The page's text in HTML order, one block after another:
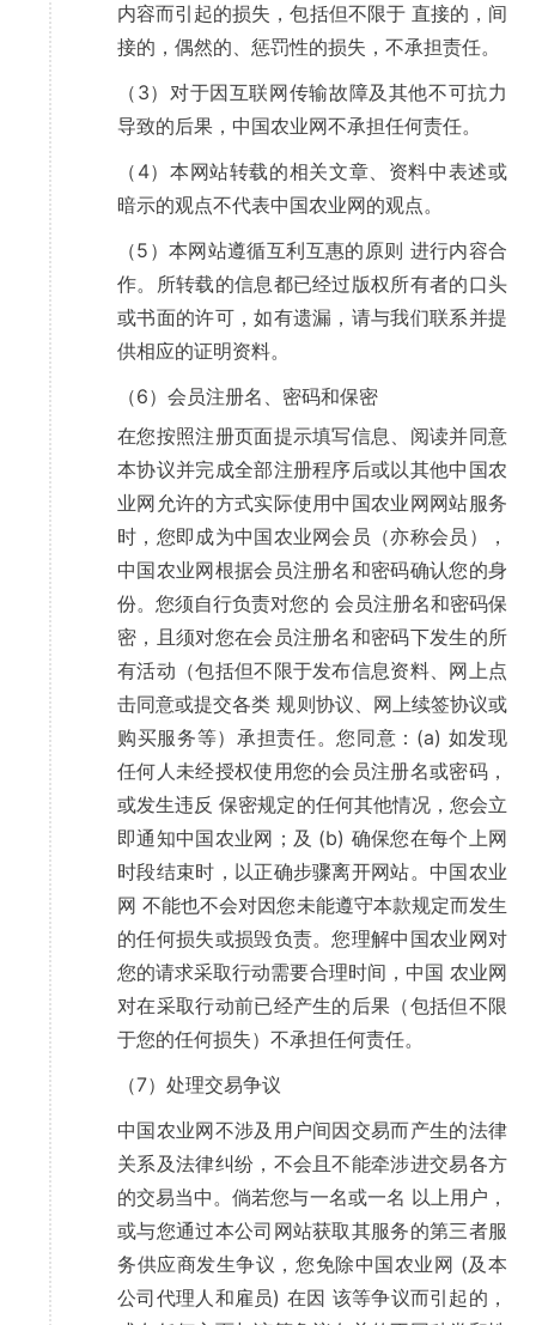
内容而引起的损失，包括但不限于 直接的，间
接的，偶然的、惩罚性的损失，不承担责任。
（3）对于因互联网传输故障及其他不可抗力
导致的后果，中国农业网不承担任何责任。
（4）本网站转载的相关文章、资料中表述或
暗示的观点不代表中国农业网的观点。
（5）本网站遵循互利互惠的原则 进行内容合
作。所转载的信息都已经过版权所有者的口头
或书面的许可，如有遗漏，请与我们联系并提
供相应的证明资料。
（6）会员注册名、密码和保密
在您按照注册页面提示填写信息、阅读并同意
本协议并完成全部注册程序后或以其他中国农
业网允许的方式实际使用中国农业网网站服务
时，您即成为中国农业网会员（亦称会员），
中国农业网根据会员注册名和密码确认您的身
份。您须自行负责对您的 会员注册名和密码保
密，且须对您在会员注册名和密码下发生的所
有活动（包括但不限于发布信息资料、网上点
击同意或提交各类 规则协议、网上续签协议或
购买服务等）承担责任。您同意：(a) 如发现
任何人未经授权使用您的会员注册名或密码，
或发生违反 保密规定的任何其他情况，您会立
即通知中国农业网；及 (b) 确保您在每个上网
时段结束时，以正确步骤离开网站。中国农业
网 不能也不会对因您未能遵守本款规定而发生
的任何损失或损毁负责。您理解中国农业网对
您的请求采取行动需要合理时间，中国 农业网
对在采取行动前已经产生的后果（包括但不限
于您的任何损失）不承担任何责任。
（7）处理交易争议
中国农业网不涉及用户间因交易而产生的法律
关系及法律纠纷，不会且不能牵涉进交易各方
的交易当中。倘若您与一名或一名 以上用户，
或与您通过本公司网站获取其服务的第三者服
务供应商发生争议，您免除中国农业网 (及本
公司代理人和雇员) 在因 该等争议而引起的，